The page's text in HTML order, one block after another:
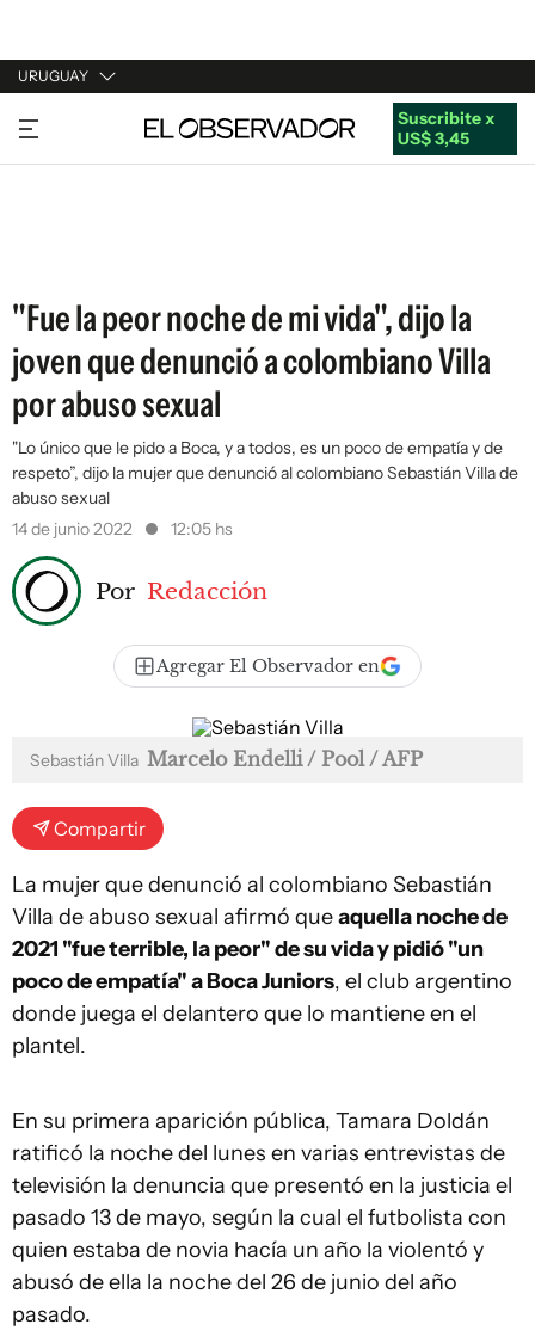
URUGUAY
URUGUAY
ARGENTINA
Suscribite x
US$ 3,45
"Fue la peor noche de mi vida", dijo la
joven que denunció a colombiano Villa
por abuso sexual
"Lo único que le pido a Boca, y a todos, es un poco de empatía y de
respeto”, dijo la mujer que denunció al colombiano Sebastián Villa de
abuso sexual
14 de junio 2022
12:05 hs
Por Redacción
Agregar El Observador en
Sebastián Villa Marcelo Endelli / Pool / AFP
Compartir
La mujer que denunció al colombiano Sebastián
Villa de abuso sexual afirmó queaquella noche de
2021 "fue terrible, la peor" de su vida y pidió "un
poco de empatía" a Boca Juniors, el club argentino
donde juega el delantero que lo mantiene en el
plantel.
En su primera aparición pública, Tamara Doldán
ratificó la noche del lunes en varias entrevistas de
televisión la denuncia que presentó en la justicia el
pasado 13 de mayo, según la cual el futbolista con
quien estaba de novia hacía un año la violentó y
abusó de ella la noche del 26 de junio del año
pasado.